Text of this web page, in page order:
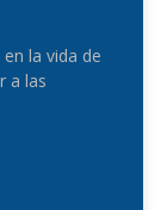
la vida de
a las